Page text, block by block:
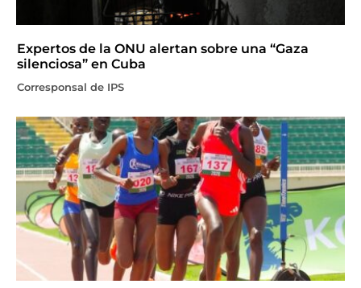
Expertos de la ONU alertan sobre una “Gaza
silenciosa” en Cuba
Corresponsal de IPS